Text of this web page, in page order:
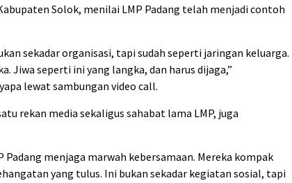
Solok, menilai LMP Padang telah menjadi contoh
sekadar organisasi, tapi sudah seperti jaringan keluarga.
Jiwa seperti ini yang langka, dan harus dijaga,”
lewat sambungan video call.
rekan media sekaligus sahabat lama LMP, juga
menjaga marwah kebersamaan. Mereka kompak
yang tulus. Ini bukan sekadar kegiatan sosial, tapi